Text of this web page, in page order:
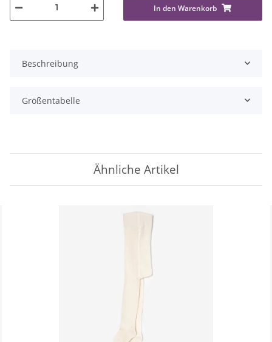
In den Warenkorb
Beschreibung
Größentabelle
Ähnliche Artikel